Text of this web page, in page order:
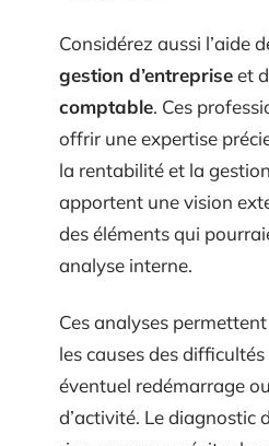
Considérez aussi l’aide
gestion d’entrepriseet
comptable. Ces
offrir une expertise
la rentabilité et la
apportent une vision
des éléments qui
analyse interne.
Ces analyses
les causes des
éventuel redémarrage
d’activité. Le diagnostic